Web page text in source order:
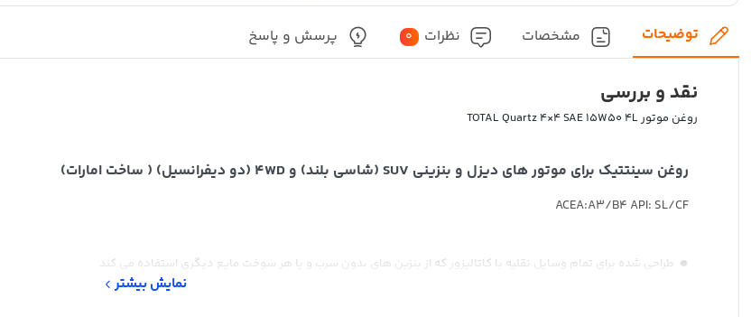
توضیحات مشخصات نظرات 0 پرسش و پاسخ
نقد و بررسی
روغن موتور TOTAL Quartz 4×4 SAE 15W50 4L
روغن سینتتیک برای موتور های دیزل و بنزینی SUV (شاسی بلند) و 4WD (دو دیفرانسیل) ( ساخت امارات)
ACEA:A3/B4 API: SL/CF
طراحی شده برای تمام وسایل نقلیه با کاتالیزور که از بنزین های بدون سرب و یا هر سوخت مایع دیگری استفاده می کند
نمایش بیشتر